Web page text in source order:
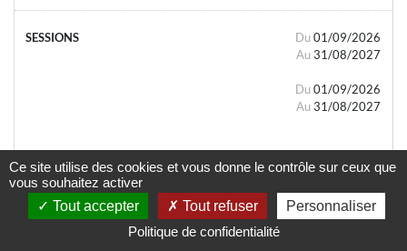
Du 01/09/2026
Au 31/08/2027
Du 01/09/2026
Au 31/08/2027
- Tout public
Ce site utilise des cookies et vous donne le contrôle sur ceux que
vous souhaitez activer
Tout accepter
Tout refuser
Personnaliser
Politique de confidentialité